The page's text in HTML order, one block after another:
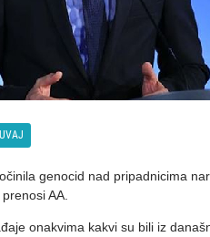
genocid nad pripadnicima
AA.
onakvima kakvi su bili iz